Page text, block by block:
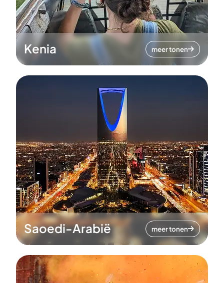
Kenia meer tonen
Saoedi-Arabië meer tonen